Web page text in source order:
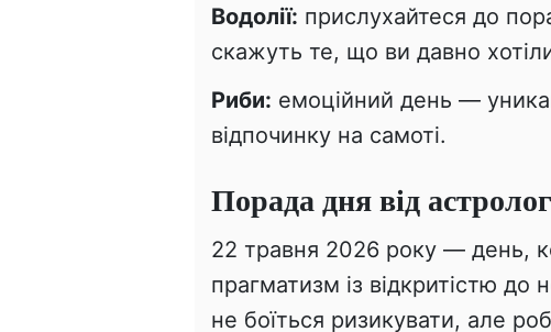
Водолії: прислухайтеся до
скажуть те, що ви давно
Риби: емоційний день —
відпочинку на самоті.
Порада дня від
22 травня 2026 року — день,
прагматизм із відкритістю
не боїться ризикувати, але